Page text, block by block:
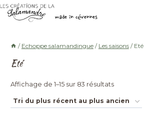
Aller
au
made in cévennes
/ Echoppe salamandingue / Les saisons / Eté
Eté
Affichage de 1–15 sur 83 résultatsTrié
du